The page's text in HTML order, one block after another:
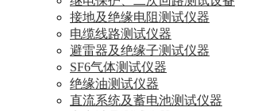
接地及绝缘电阻测试仪器
电缆线路测试仪器
避雷器及绝缘子测试仪器
SF6气体测试仪器
绝缘油测试仪器
直流系统及蓄电池测试仪器